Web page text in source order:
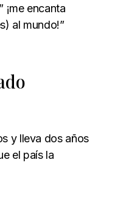
¡me encanta
al mundo!”
y lleva dos años
el país la